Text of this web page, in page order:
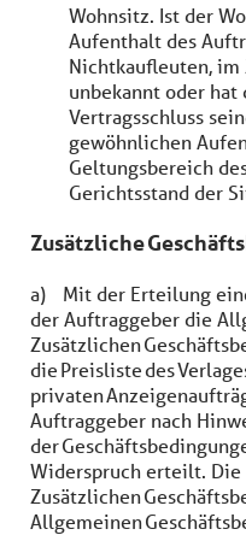
Wohnsitz. Ist der
Aufenthalt des
Nichtkaufleuten,
unbekannt oder
Vertragsschluss
gewöhnlichen
Geltungsbereich
Gerichtsstand der
Zusätzliche
a) Mit der Erteilung
der Auftraggeber die
Zusätzlichen
die Preisliste des
privaten
Auftraggeber nach
der
Widerspruch erteilt. Die
Zusätzlichen
Allgemeinen